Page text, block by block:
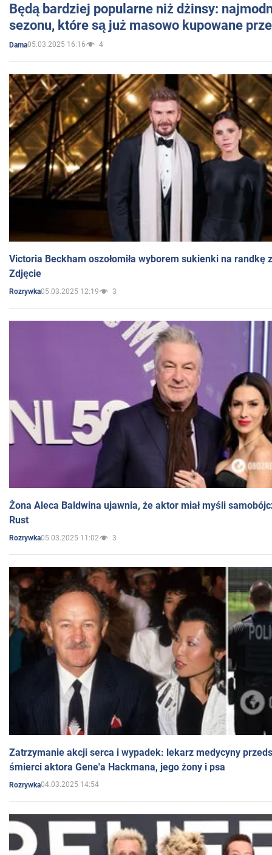
Będą bardziej popularne niż dżinsy:
sezonu, które są już masowo kupowane
Dama05.03.2025 16:16 4
Victoria Beckham oszołomiła wyborem sukienki na randkę
Zdjęcie
Rozrywka05.03.2025 12:19 3
Żona Aleca Baldwina ujawnia, że aktor miał myśli
Rust
Rozrywka05.03.2025 11:02 3
Zatrzymanie akcji serca i wypadek: lekarz medycyny
śmierci aktora Gene'a Hackmana, jego żony i psa
Rozrywka04.03.2025 14:54